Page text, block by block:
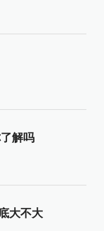
解吗
大不大